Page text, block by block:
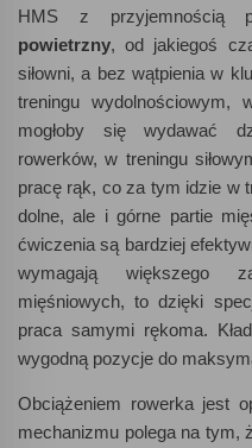
HMS z przyjemnością
powietrzny, od jakiegoś
siłowni, a bez wątpienia w
treningu wydolnościowym,
mogłoby się wydawać
rowerków, w treningu
pracę rąk, co za tym idzie w
dolne, ale i górne partie
ćwiczenia są bardziej
wymagają większego
mięśniowych, to dzięki
praca samymi rękoma.
wygodną pozycje do
Obciążeniem rowerka jest
mechanizmu polega na tym,